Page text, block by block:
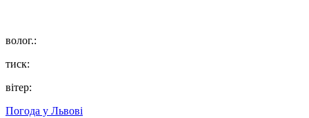
волог.:
тиск:
вітер:
Погода у Львові